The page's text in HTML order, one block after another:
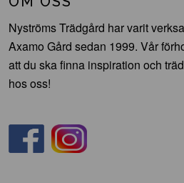
Nyströms Trädgård har varit
Axamo Gård sedan 1999. Vår
att du ska finna inspiration och
hos oss!